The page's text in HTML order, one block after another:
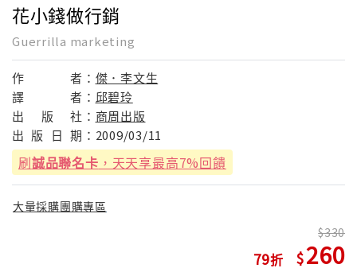
花小錢做行銷
Guerrilla marketing
作 者： 傑．李文生
譯
者： 邱碧玲
出
版 社： 商周出版
出 版 日 期： 2009/03/11
刷誠品聯名卡 ，天天享最高7%回饋
大量採購團購專區
79
330
260